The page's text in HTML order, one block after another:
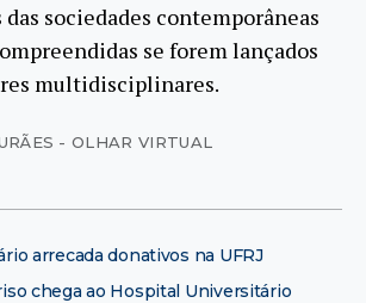
sociedades contemporâneas
se forem lançados
multidisciplinares.
- OLHAR VIRTUAL
arrecada donativos na UFRJ
chega ao Hospital Universitário